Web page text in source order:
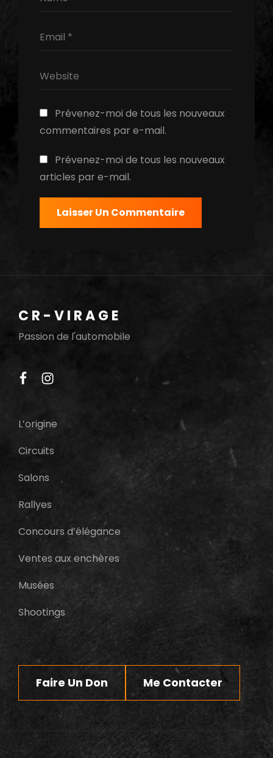
Prévenez-moi de tous les nouveaux
commentaires par e-mail.
Prévenez-moi de tous les nouveaux
articles par e-mail.
CR-VIRAGE
Passion de l'automobile
facebook
instagram
L’origine
Circuits
Salons
Rallyes
Concours d’élégance
Ventes aux enchères
Musées
Shootings
Faire Un Don Me Contacter